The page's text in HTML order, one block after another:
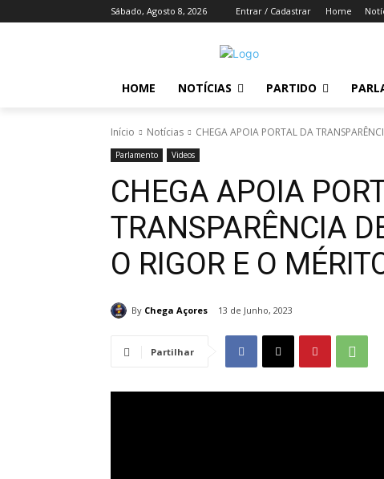
Sábado, Agosto 8, 2026 Entrar / Cadastrar Home
HOME NOTÍCIAS PARTIDO
Início Notícias CHEGA APOIA PORTAL DA
Parlamento Videos
CHEGA APOIA
TRANSPARÊNCIA
O RIGOR E O
By Chega Açores 13 de Junho, 2023
Partilhar